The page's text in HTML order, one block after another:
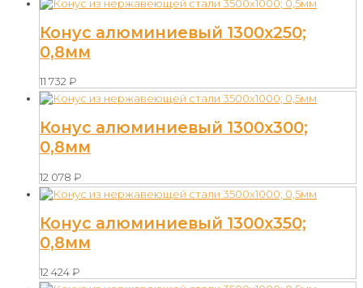
Конус алюминиевый 1300х250;
0,8мм
11 732₽
Конус алюминиевый 1300х300;
0,8мм
12 078 ₽
Конус алюминиевый 1300х350;
0,8мм
12 424₽